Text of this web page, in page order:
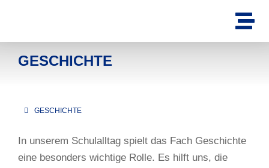
GESCHICHTE
Sie befinden sich hier:
GESCHICHTE
In unserem Schulalltag spielt das Fach Geschichte
eine besonders wichtige Rolle. Es hilft uns, die